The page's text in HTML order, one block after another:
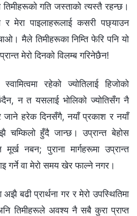
गति जस्ताको त्यस्तै रहन्छ।
मेरा पाइलाहरूलाई कसरी पछ्याउन
मैले तिमीहरूका निम्ति फेरि पनि यो
मेरो दिनको विलम्ब गरिनेछैन!
रहेको ज्योतिलाई हिजोको
न त यसलाई भोलिको ज्योतिसँग नै
जाने हरेक दिनसँगै, नयाँ प्रकाश र नयाँ
हुँदै जान्छ। उप्रान्त बेहोस
नबन; पुराना मार्गहरूमा उप्रान्त
गर्ने वा मेरो समय खेर फाल्‍ने नगर।
बढी प्रार्थना गर र मेरो उपस्थितिमा
तिमीहरूले अवश्य नै सबै कुरा प्राप्त